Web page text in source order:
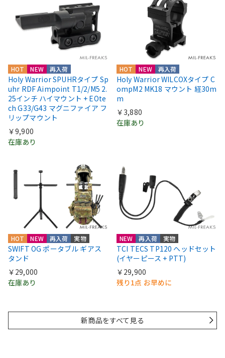
HOT NEW 再入荷
Holy Warrior SPUHRタイプ Sp
uhr RDF Aimpoint T1/2/M5 2.
25インチ ハイマウント + EOte
ch G33/G43 マグニファイア フ
リップマウント
￥9,900
在庫あり
HOT NEW 再入荷
Holy Warrior WILCOXタイプ C
ompM2 MK18 マウント 経30m
m
￥3,880
在庫あり
HOT NEW 再入荷 実物
SWIFT OG ポータブル ギアス
タンド
￥29,000
在庫あり
NEW 再入荷 実物
TCI TECS TP120 ヘッドセット
(イヤーピース + PTT)
￥29,900
残り1点 お早めに
新商品をすべて見る